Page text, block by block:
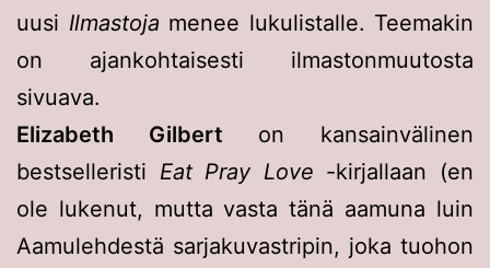
uusi Ilmastoja menee lukulistalle. Teemakin
on ajankohtaisesti ilmastonmuutosta
sivuava.
Elizabeth Gilbert on kansainvälinen
bestselleristi Eat Pray Love -kirjallaan (en
ole lukenut, mutta vasta tänä aamuna luin
Aamulehdestä sarjakuvastripin, joka tuohon